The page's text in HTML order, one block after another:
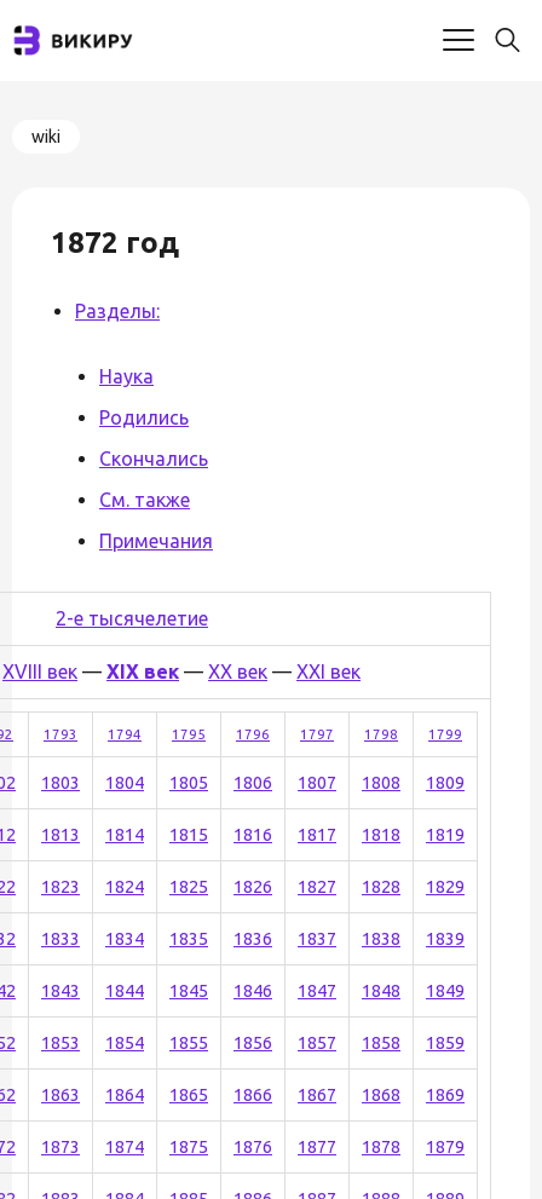
wiki
1872 год
Разделы:
Наука
Родились
Скончались
См. также
Примечания
2-е тысячелетие
XVIII век — XIX век — XX век — XXI век
1793 1794 1795 1796 1797 1798 1799
1803 1804 1805 1806 1807 1808 1809
1813 1814 1815 1816 1817 1818 1819
1823 1824 1825 1826 1827 1828 1829
1833 1834 1835 1836 1837 1838 1839
1843 1844 1845 1846 1847 1848 1849
1853 1854 1855 1856 1857 1858 1859
1863 1864 1865 1866 1867 1868 1869
1873 1874 1875 1876 1877 1878 1879